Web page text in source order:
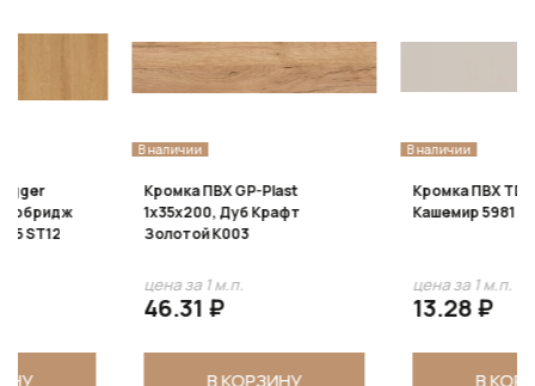
Кромка ПВХ GP-Plast
1x35х200, Дуб Крафт
Золотой K003
Кромка ПВХ TD 1х19х200,
Кашемир 5981